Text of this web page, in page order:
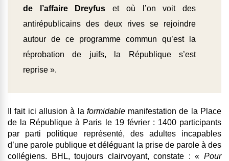
de l’affaire Dreyfuset où l’on voit des
antirépublicains des deux rives se rejoindre
autour de ce programme commun qu’est la
réprobation de juifs, la République s’est
reprise ».
Il fait ici allusion à la formidable manifestation de la Place
de la République à Paris le 19 février : 1400 participants
par parti politique représenté, des adultes incapables
d’une parole publique et déléguant la prise de parole à des
collégiens. BHL, toujours clairvoyant, constate : « Pour